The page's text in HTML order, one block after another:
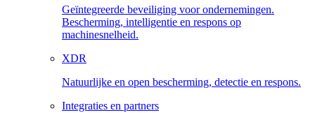
Geïntegreerde beveiliging voor ondernemingen.
Bescherming, intelligentie en respons op
machinesnelheid.
XDR
Natuurlijke en open bescherming, detectie en respons.
Integraties en partners